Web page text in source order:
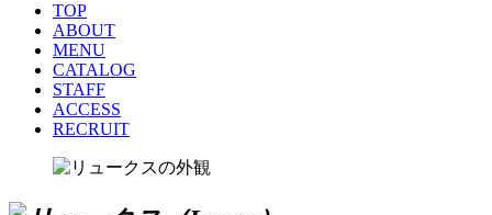
TOP
ABOUT
MENU
CATALOG
STAFF
ACCESS
RECRUIT